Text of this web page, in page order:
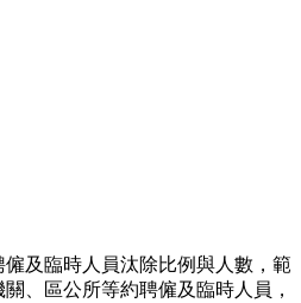
僱及臨時人員汰除比例與人數，範
、區公所等約聘僱及臨時人員，